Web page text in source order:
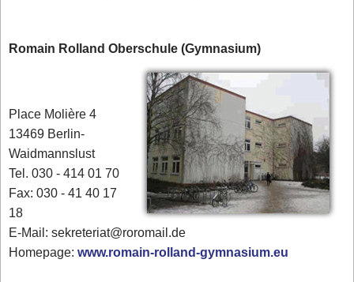
Romain Rolland Oberschule (Gymnasium)
Place Molière 4
13469 Berlin-
Waidmannslust
Tel. 030 - 414 01 70
Fax: 030 - 41 40 17
18
E-Mail: sekreteriat@roromail.de
Homepage:www.romain-rolland-gymnasium.eu